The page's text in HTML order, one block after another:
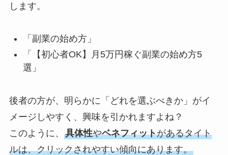
します。
「副業の始め方」
「【初心者OK】月5万円稼ぐ副業の始め方5
選」
後者の方が、明らかに「どれを選ぶべきか」がイ
メージしやすく、興味を引かれますよね？
このように、 具体性やベネフィットがあるタイト
ルは、クリックされやすい傾向にあります。